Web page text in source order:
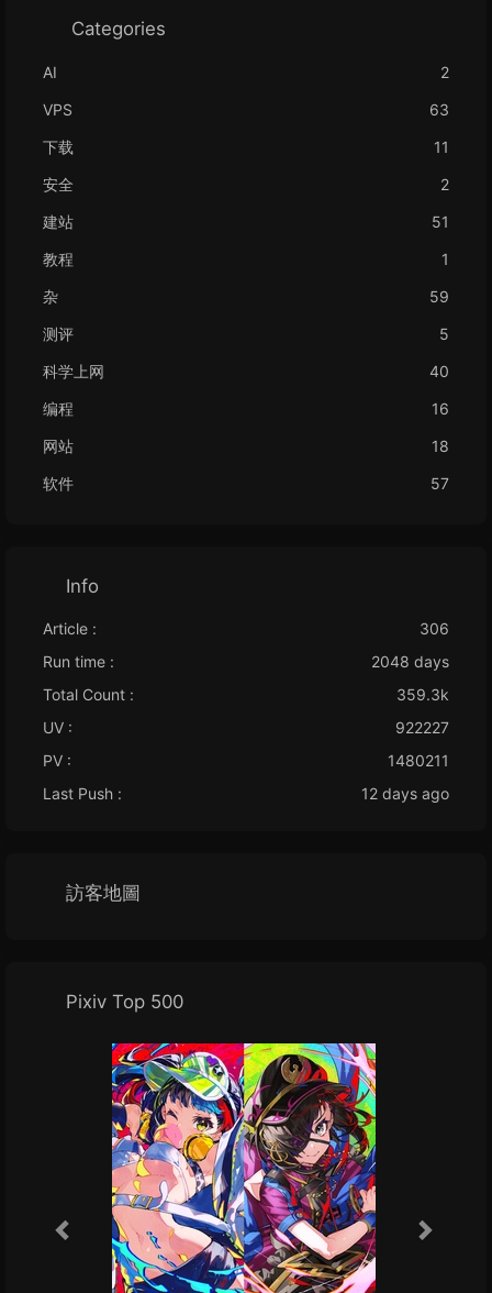
Categories
AI
2
VPS
63
下载
11
安全
2
建站
51
教程
1
杂
59
测评
5
科学上网
40
编程
16
网站
18
软件
57
Info
Article :
306
Run time :
2048 days
Total Count :
359.3k
UV :
922227
PV :
1480211
Last Push :
12 days ago
訪客地圖
Pixiv Top 500